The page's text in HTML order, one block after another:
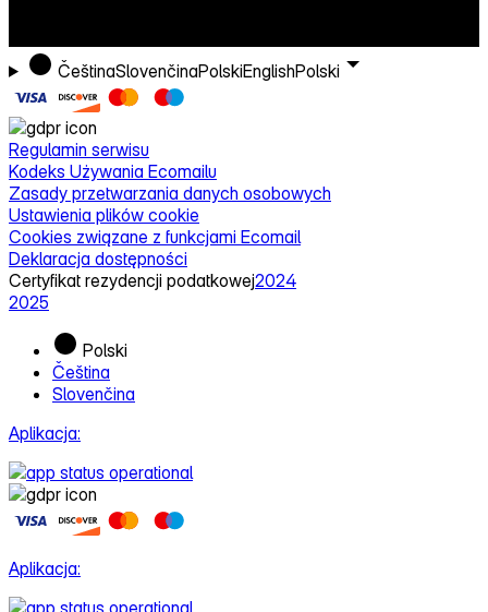
ČeštinaSlovenčinaPolskiEnglishPolski
Regulamin serwisu
Kodeks Używania Ecomailu
Zasady przetwarzania danych osobowych
Ustawienia plików cookie
Cookies związane z funkcjami Ecomail
Deklaracja dostępności
Certyfikat rezydencji podatkowej2024
2025
Polski
Čeština
Slovenčina
Aplikacja:
Aplikacja: